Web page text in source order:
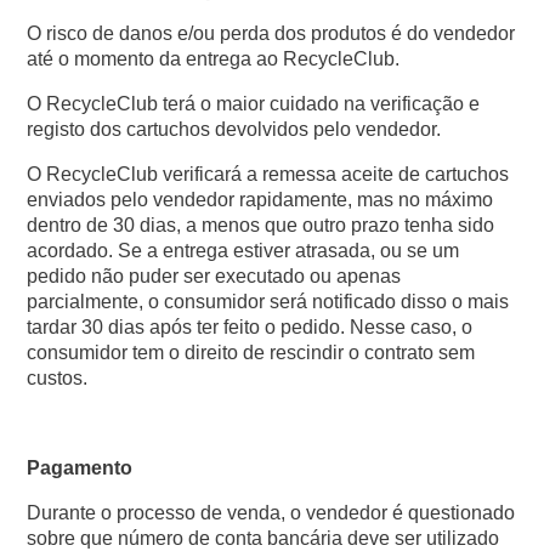
O risco de danos e/ou perda dos produtos é do vendedor
até o momento da entrega ao RecycleClub.
O RecycleClub terá o maior cuidado na verificação e
registo dos cartuchos devolvidos pelo vendedor.
O RecycleClub verificará a remessa aceite de cartuchos
enviados pelo vendedor rapidamente, mas no máximo
dentro de 30 dias, a menos que outro prazo tenha sido
acordado. Se a entrega estiver atrasada, ou se um
pedido não puder ser executado ou apenas
parcialmente, o consumidor será notificado disso o mais
tardar 30 dias após ter feito o pedido. Nesse caso, o
consumidor tem o direito de rescindir o contrato sem
custos.
Pagamento
Durante o processo de venda, o vendedor é questionado
sobre que número de conta bancária deve ser utilizado